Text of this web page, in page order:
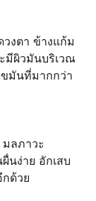
งตา ข้างแก้ม
มีผิวมันบริเวณ
มันที่มากกว่า
มลภาวะ
นง่าย อักเสบ
ด้วย